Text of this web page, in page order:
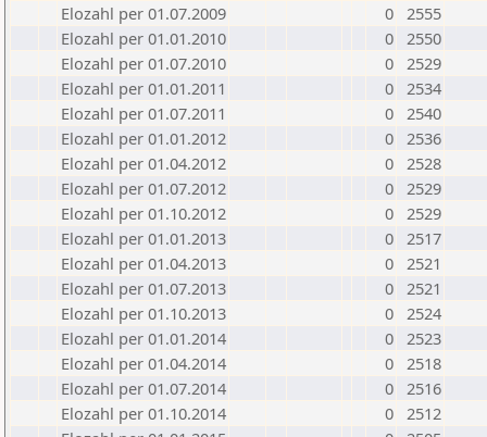
Elozahl per 01.07.2009
0 2555
Elozahl per 01.01.2010
0 2550
Elozahl per 01.07.2010
0 2529
Elozahl per 01.01.2011
0 2534
Elozahl per 01.07.2011
0 2540
Elozahl per 01.01.2012
0 2536
Elozahl per 01.04.2012
0 2528
Elozahl per 01.07.2012
0 2529
Elozahl per 01.10.2012
0 2529
Elozahl per 01.01.2013
0 2517
Elozahl per 01.04.2013
0 2521
Elozahl per 01.07.2013
0 2521
Elozahl per 01.10.2013
0 2524
Elozahl per 01.01.2014
0 2523
Elozahl per 01.04.2014
0 2518
Elozahl per 01.07.2014
0 2516
Elozahl per 01.10.2014
0 2512